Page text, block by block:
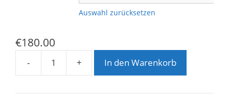
Auswahl zurücksetzen
€180.00
-
Samsung
FE
+ In den Warenkorb